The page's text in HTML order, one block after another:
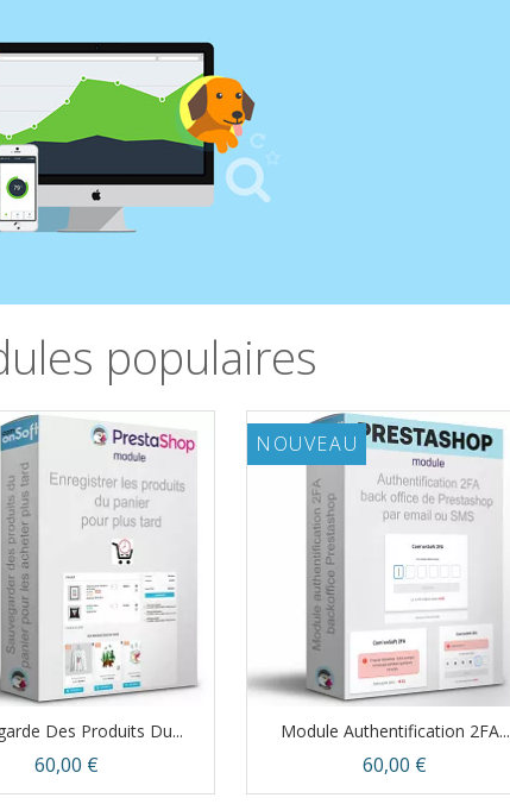
populaires
Des Produits Du...
Prix
60,00 €
Module Authentification 2FA...
Prix
60,00 €
NOUVEAU